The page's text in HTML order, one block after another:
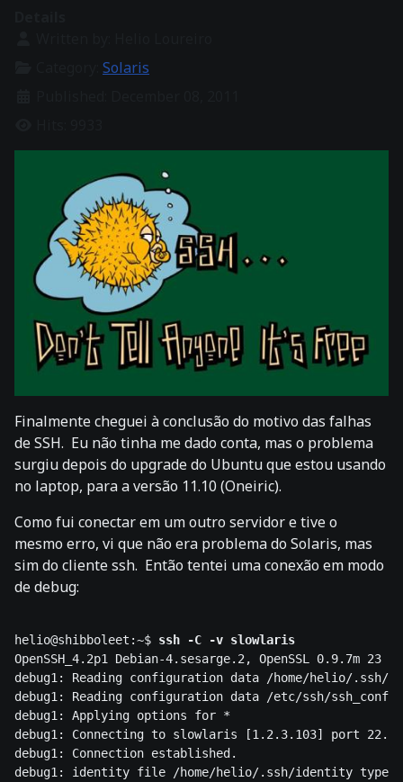
Solaris
Finalmente cheguei à conclusão do motivo das falhas
de SSH. Eu não tinha me dado conta, mas o problema
surgiu depois do upgrade do Ubuntu que estou usando
no laptop, para a versão 11.10 (Oneiric).
Como fui conectar em um outro servidor e tive o
mesmo erro, vi que não era problema do Solaris, mas
sim do cliente ssh. Então tentei uma conexão em modo
de debug:
helio@shibboleet:~$ ssh -C -v slowlaris
OpenSSH_4.2p1 Debian-4.sesarge.2, OpenSSL 0.9.7m 23
debug1: Reading configuration data /home/helio/.ssh/
debug1: Reading configuration data /etc/ssh/ssh_config
debug1: Applying options for *
debug1: Connecting to slowlaris [1.2.3.103] port 22.
debug1: Connection established.
debug1: identity file /home/helio/.ssh/identity type 0